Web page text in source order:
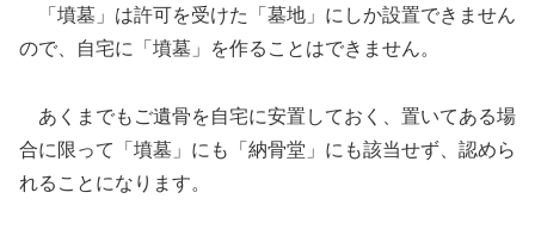
「墳墓」は許可を受けた「墓地」にしか設置できません
ので、自宅に「墳墓」を作ることはできません。
あくまでもご遺骨を自宅に安置しておく、置いてある場
合に限って「墳墓」にも「納骨堂」にも該当せず、認めら
れることになります。